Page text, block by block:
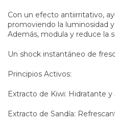
Con un efecto antiirritativo,
promoviendo la luminosidad
Además, modula y reduce la
Un shock instantáneo de
Principios Activos:
Extracto de Kiwi: Hidratante y
Extracto de Sandía: